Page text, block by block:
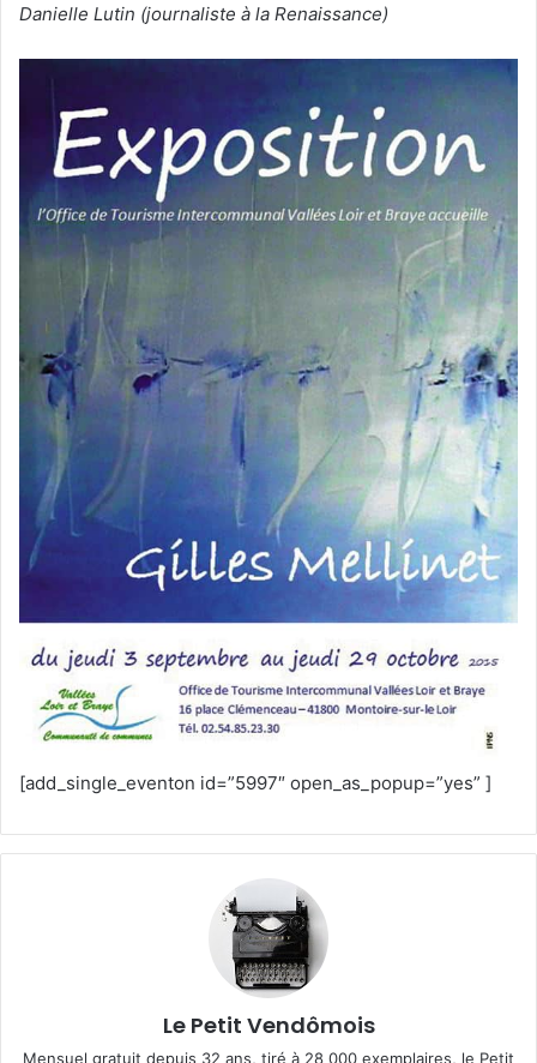
Danielle Lutin (journaliste à la Renaissance)
[add_single_eventon id=”5997″ open_as_popup=”yes” ]
Le Petit Vendômois
Mensuel gratuit depuis 32 ans, tiré à 28 000 exemplaires, le Petit